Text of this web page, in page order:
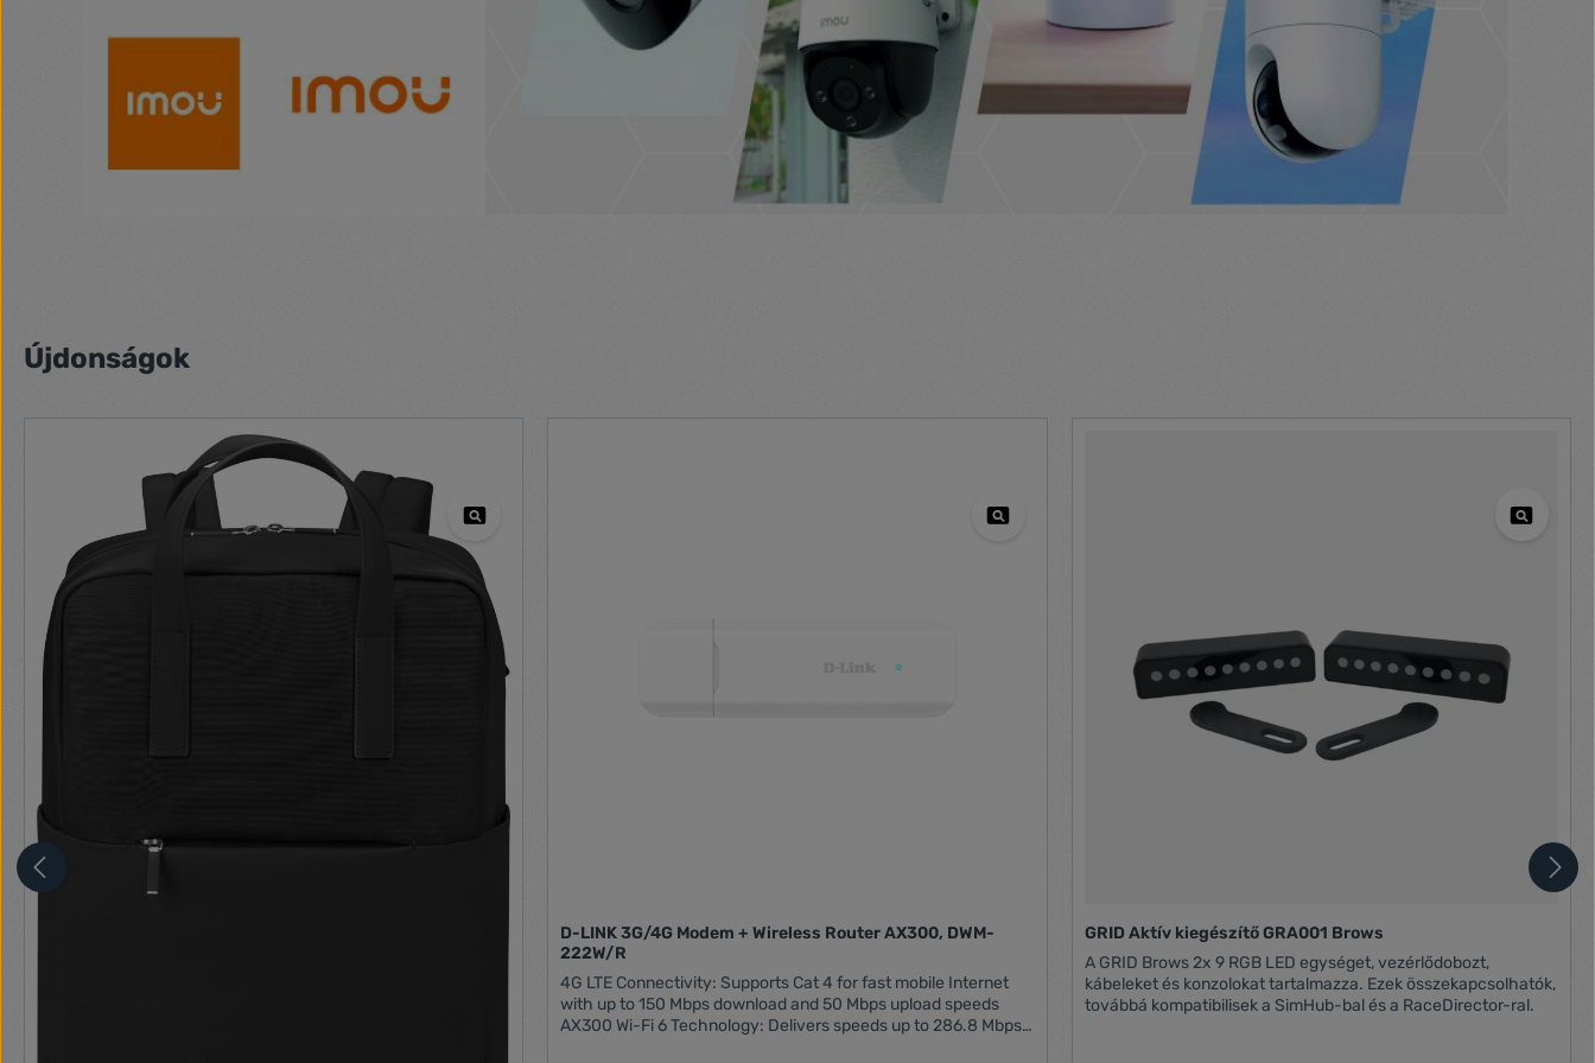
Termékgaléria kihagyása
Újdonságok
D-LINK 3G/4G Modem + Wireless Router AX300, DWM-
222W/R
4G LTE Connectivity: Supports Cat 4 for fast mobile Internet
with up to 150 Mbps download and 50 Mbps upload speeds
AX300 Wi-Fi 6 Technology: Delivers speeds up to 286.8 Mbps1,
GRID Aktív kiegészítő GRA001 Brows
A GRID Brows 2x 9 RGB LED egységet, vezérlődobozt,
kábeleket és konzolokat tartalmazza. Ezek összekapcsolhatók,
továbbá kompatibilisek a SimHub-bal és a RaceDirector-ral.